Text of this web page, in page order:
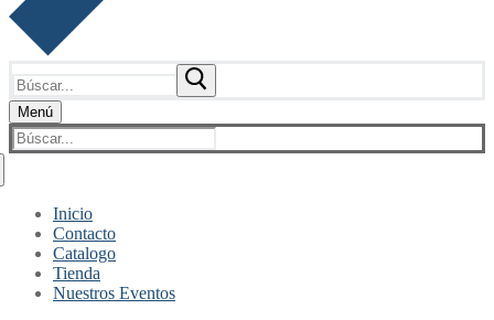
Menú
Buscar:
Inicio
Contacto
Catalogo
Tienda
Nuestros Eventos